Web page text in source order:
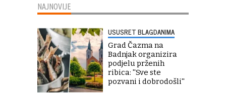
NAJNOVIJE
USUSRET BLAGDANIMA
Grad Čazma na
Badnjak organizira
podjelu prženih
ribica: ''Sve ste
pozvani i dobrodošli''